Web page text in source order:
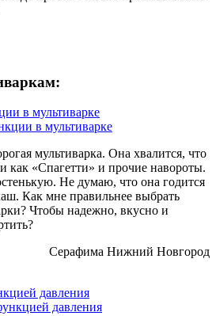
в мультиварке
мультиварка. Она хвалится, что
как «Спагетти» и прочие навороты.
Не думаю, что она годится
Как мне правильнее выбрать
Чтобы надежно, вкусно и
Серафима Нижний Новгород
давления